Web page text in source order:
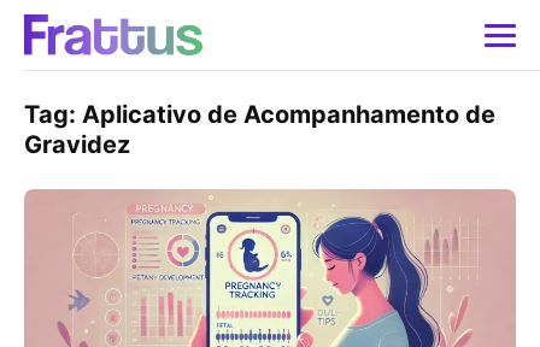
Tag: Aplicativo de Acompanhamento de
Gravidez